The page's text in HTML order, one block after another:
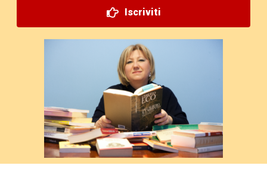
Iscriviti